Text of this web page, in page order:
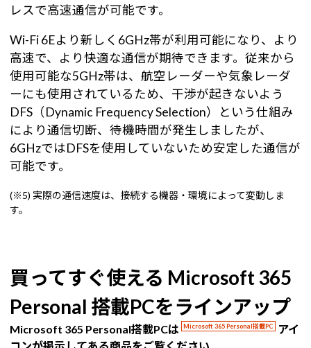
レスで高速通信が可能です。
Wi-Fi 6Eより新しく6GHz帯が利用可能になり、より
高速で、より快適な通信が期待できます。従来から
使用可能な5GHz帯は、航空レーダーや気象レーダ
ーにも使用されているため、干渉が起きないよう
DFS（Dynamic Frequency Selection）という仕組み
により通信切断、待機時間が発生しましたが、
6GHzではDFSを使用していないため安定した通信が
可能です。
(※5) 実際の通信速度は、接続する機器・環境によって変動しま
す。
買ってすぐ使える Microsoft 365
Personal 搭載PCをラインアップ
Microsoft 365 Personal搭載PCは Microsoft 365 Personal搭載PC
アイ
コンが掲示してある商品をご覧ください